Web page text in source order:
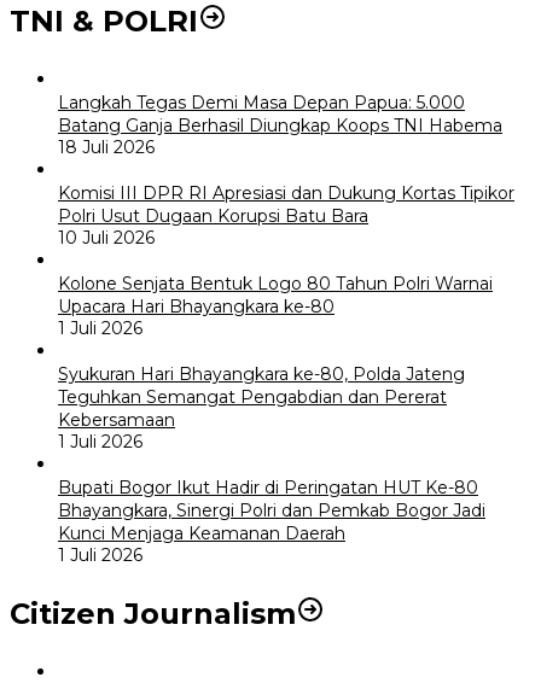
TNI & POLRI
Langkah Tegas Demi Masa Depan Papua: 5.000
Batang Ganja Berhasil Diungkap Koops TNI Habema
18 Juli 2026
Komisi III DPR RI Apresiasi dan Dukung Kortas Tipikor
Polri Usut Dugaan Korupsi Batu Bara
10 Juli 2026
Kolone Senjata Bentuk Logo 80 Tahun Polri Warnai
Upacara Hari Bhayangkara ke-80
1 Juli 2026
Syukuran Hari Bhayangkara ke-80, Polda Jateng
Teguhkan Semangat Pengabdian dan Pererat
Kebersamaan
1 Juli 2026
Bupati Bogor Ikut Hadir di Peringatan HUT Ke-80
Bhayangkara, Sinergi Polri dan Pemkab Bogor Jadi
Kunci Menjaga Keamanan Daerah
1 Juli 2026
Citizen Journalism